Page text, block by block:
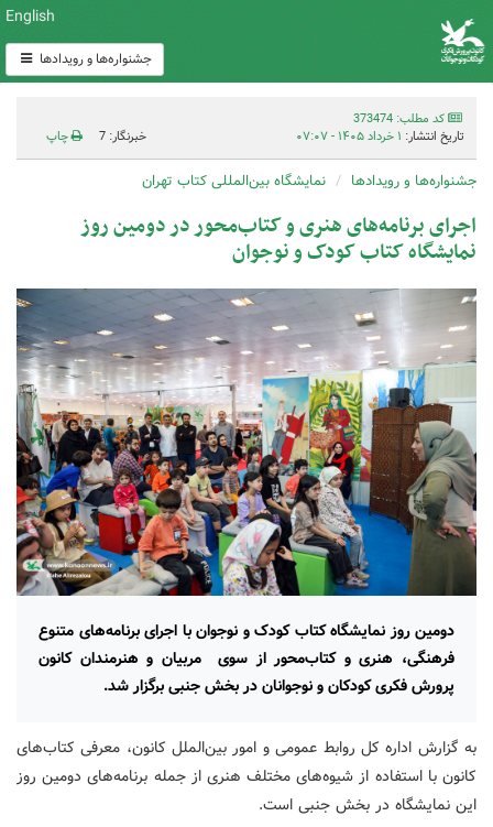
English
جشنواره‌ها و رویدادها
کد مطلب: 373474
تاریخ انتشار: ۱ خرداد ۱۴۰۵ - ۰۷:۰۷ خبرنگار: 7 چاپ
جشنواره‌ها و رویدادها نمایشگاه بین‌المللی کتاب تهران
اجرای برنامه‌های هنری و کتاب‌محور در دومین روز
نمایشگاه کتاب کودک و نوجوان
دومین روز نمایشگاه کتاب کودک و نوجوان با اجرای برنامه‌های متنوع
فرهنگی، هنری و کتاب‌محور از سوی مربیان و هنرمندان کانون
پرورش فکری کودکان و نوجوانان در بخش جنبی برگزار ‌شد.
به گزارش اداره کل روابط عمومی و امور بین‌الملل کانون، معرفی کتاب‌های
کانون با استفاده از شیوه‌های مختلف هنری از جمله برنامه‌های دومین روز
این نمایشگاه در بخش جنبی است.